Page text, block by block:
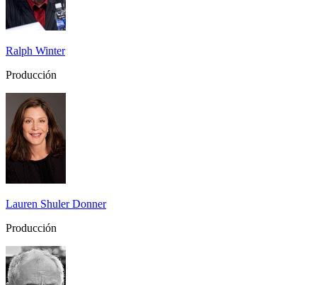
Ralph Winter
Producción
Lauren Shuler Donner
Producción